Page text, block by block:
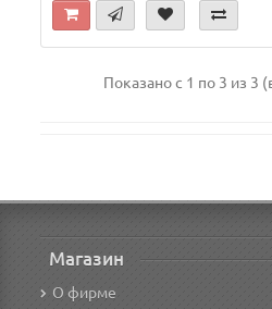
Показано с 1 по 3 из 3
Магазин
О фирме